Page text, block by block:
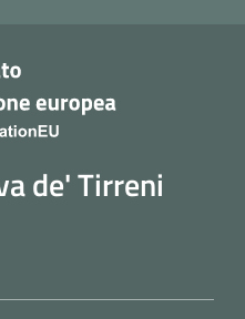
de' Tirreni